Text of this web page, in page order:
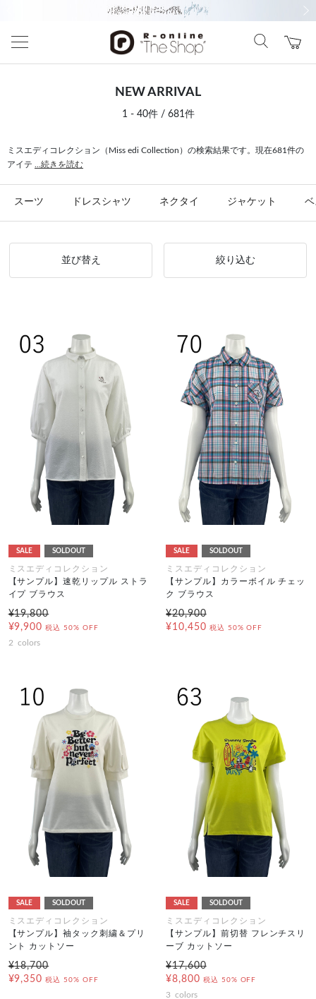
NEW ARRIVAL
1 - 40件 / 681件
ミスエディコレクション（Miss edi Collection）の検索結果です。現在681件の
アイテ
...続きを読む
スーツ ドレスシャツ ネクタイ ジャケット
並び替え 絞り込む
SALE SOLDOUT
ミスエディコレクション
【サンプル】速乾リップル ストラ
イプ ブラウス
¥19,800
¥9,900 税込 50% OFF
2 colors
SALE SOLDOUT
ミスエディコレクション
【サンプル】カラーボイル チェッ
ク ブラウス
¥20,900
¥10,450 税込 50% OFF
SALE SOLDOUT
ミスエディコレクション
【サンプル】袖タック刺繍＆プリ
ント カットソー
¥18,700
¥9,350 税込 50% OFF
SALE SOLDOUT
ミスエディコレクション
【サンプル】前切替 フレンチスリ
ーブ カットソー
¥17,600
¥8,800 税込 50% OFF
3 colors